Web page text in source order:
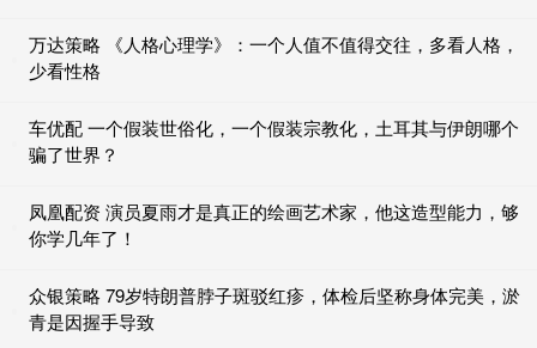
万达策略 《人格心理学》：一个人值不值得交往，多看人格，
少看性格
车优配 一个假装世俗化，一个假装宗教化，土耳其与伊朗哪个
骗了世界？
凤凰配资 演员夏雨才是真正的绘画艺术家，他这造型能力，够
你学几年了！
众银策略 79岁特朗普脖子斑驳红疹，体检后坚称身体完美，淤
青是因握手导致